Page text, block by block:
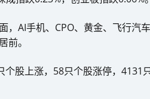
，AI手机、CPO、黄金、飞行汽
前。
个股上涨，58只个股涨停，4131